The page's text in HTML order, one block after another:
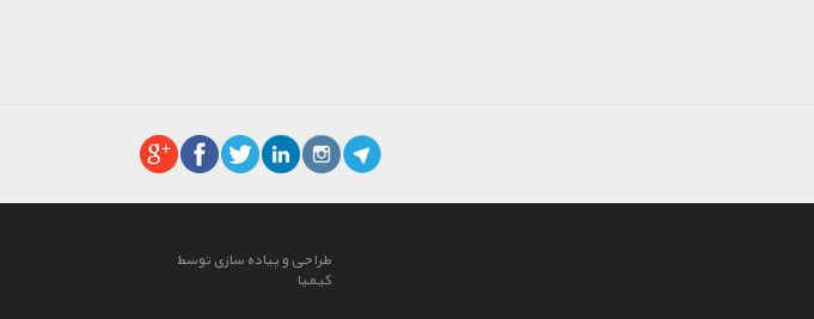
طراحی و پیاده سازی توسط
کیمیا